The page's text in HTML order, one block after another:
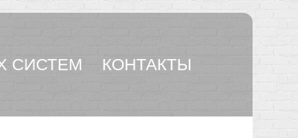
СИСТЕМ КОНТАКТЫ